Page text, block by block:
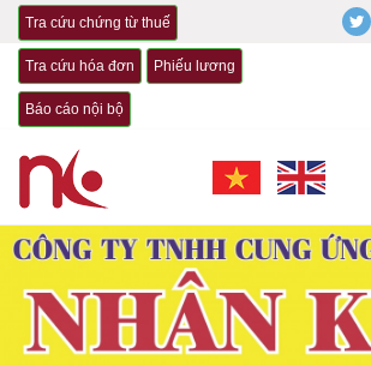
Tra cứu chứng từ thuế
Tra cứu hóa đơn Phiếu lương
Báo cáo nội bộ